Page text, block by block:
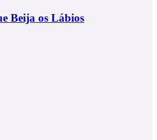
Beija os Lábios